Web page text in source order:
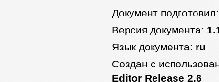
Документ
Версия документа:
Язык документа: ru
Создан с
Editor Release 2.6